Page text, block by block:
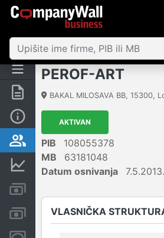
Rezime
Vlasnička struktura
Računi i blokade
PEROF-ART
BAKAL MILOSAVA BB, 15300,
AKTIVAN
PIB
108055378
MB
63181048
Datum osnivanja
7.5.2013.
VLASNIČKA